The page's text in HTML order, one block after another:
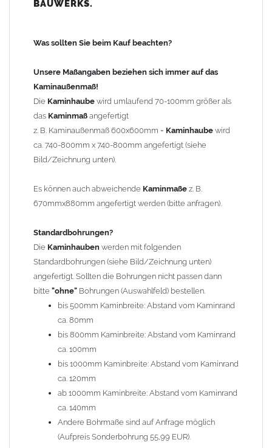
100mm
120mm
140mm
Andere Bohrmaße sind auf Anfrage möglich (Aufpreis
Sonderbohrung 55,99 EUR).
Befestigung/Stützen
Kaminhaubewird inkl. EdelstahlBefestigungsmaterial
geliefert. Die Standardflachstützen sind aus
beträgt ca. 25cm bis 30cm. DieKaminhaubekann mit längeren
Stützen bis Höhe 450mm geliefert werden (Aufpreis 42,89 EUR).
Kaminkopfabdeckung
Kaminhaubewirdohne Kaminkopfabdeckung
Kaminkopfabdeckungenfinden Sie unter "Kaminabdeckung
Es stehen insgesamt 20 verschiedene Typen zur Auswahl. Bitte
Auswahlfeldangeben.
Standardhauben siehe Auswahlfeld: 01 Haus,03 Welle
(unser Topseller)
Laube, 13 Schwalbe, 14 Sattel Welle, 15 Welle 90° gedreht,
17 Dach, 18 Plafond 2, 19 S-Line, 20 Pult
Typ 07 (Welle hoch) und 08 (Doppel Welle) haben einen
Aufpreis von 20% (bitte anfragen - Bestellung nicht über
Shop möglich).
Die Typen 02 (Bogen), 06 (Krempe), 09 (Pagode), 10
BAUWERKS.
Was sollten Sie beim Kauf beachten?
Unsere Maßangaben beziehen sich immer auf das
Kaminaußenmaß!
Die Kaminhaube wird umlaufend 70-100mm größer als
das Kaminmaß angefertigt
z. B. Kaminaußenmaß 600x600mm = Kaminhaube wird
ca. 740-800mm x 740-800mm angefertigt (siehe
Bild/Zeichnung unten).
Es können auch abweichende Kaminmaße z. B.
670mmx880mm angefertigt werden (bitte anfragen).
Standardbohrungen?
Die Kaminhauben werden mit folgenden
Standardbohrungen (siehe Bild/Zeichnung unten)
angefertigt. Sollten die Bohrungen nicht passen dann
bitte "ohne" Bohrungen (Auswahlfeld) bestellen.
bis 500mm Kaminbreite: Abstand vom Kaminrand
ca. 80mm
bis 800mm Kaminbreite: Abstand vom Kaminrand
ca. 100mm
bis 1000mm Kaminbreite: Abstand vom Kaminrand
ca. 120mm
ab 1000mm Kaminbreite: Abstand vom Kaminrand
ca. 140mm
Andere Bohrmaße sind auf Anfrage möglich
(Aufpreis Sonderbohrung 55,99 EUR).